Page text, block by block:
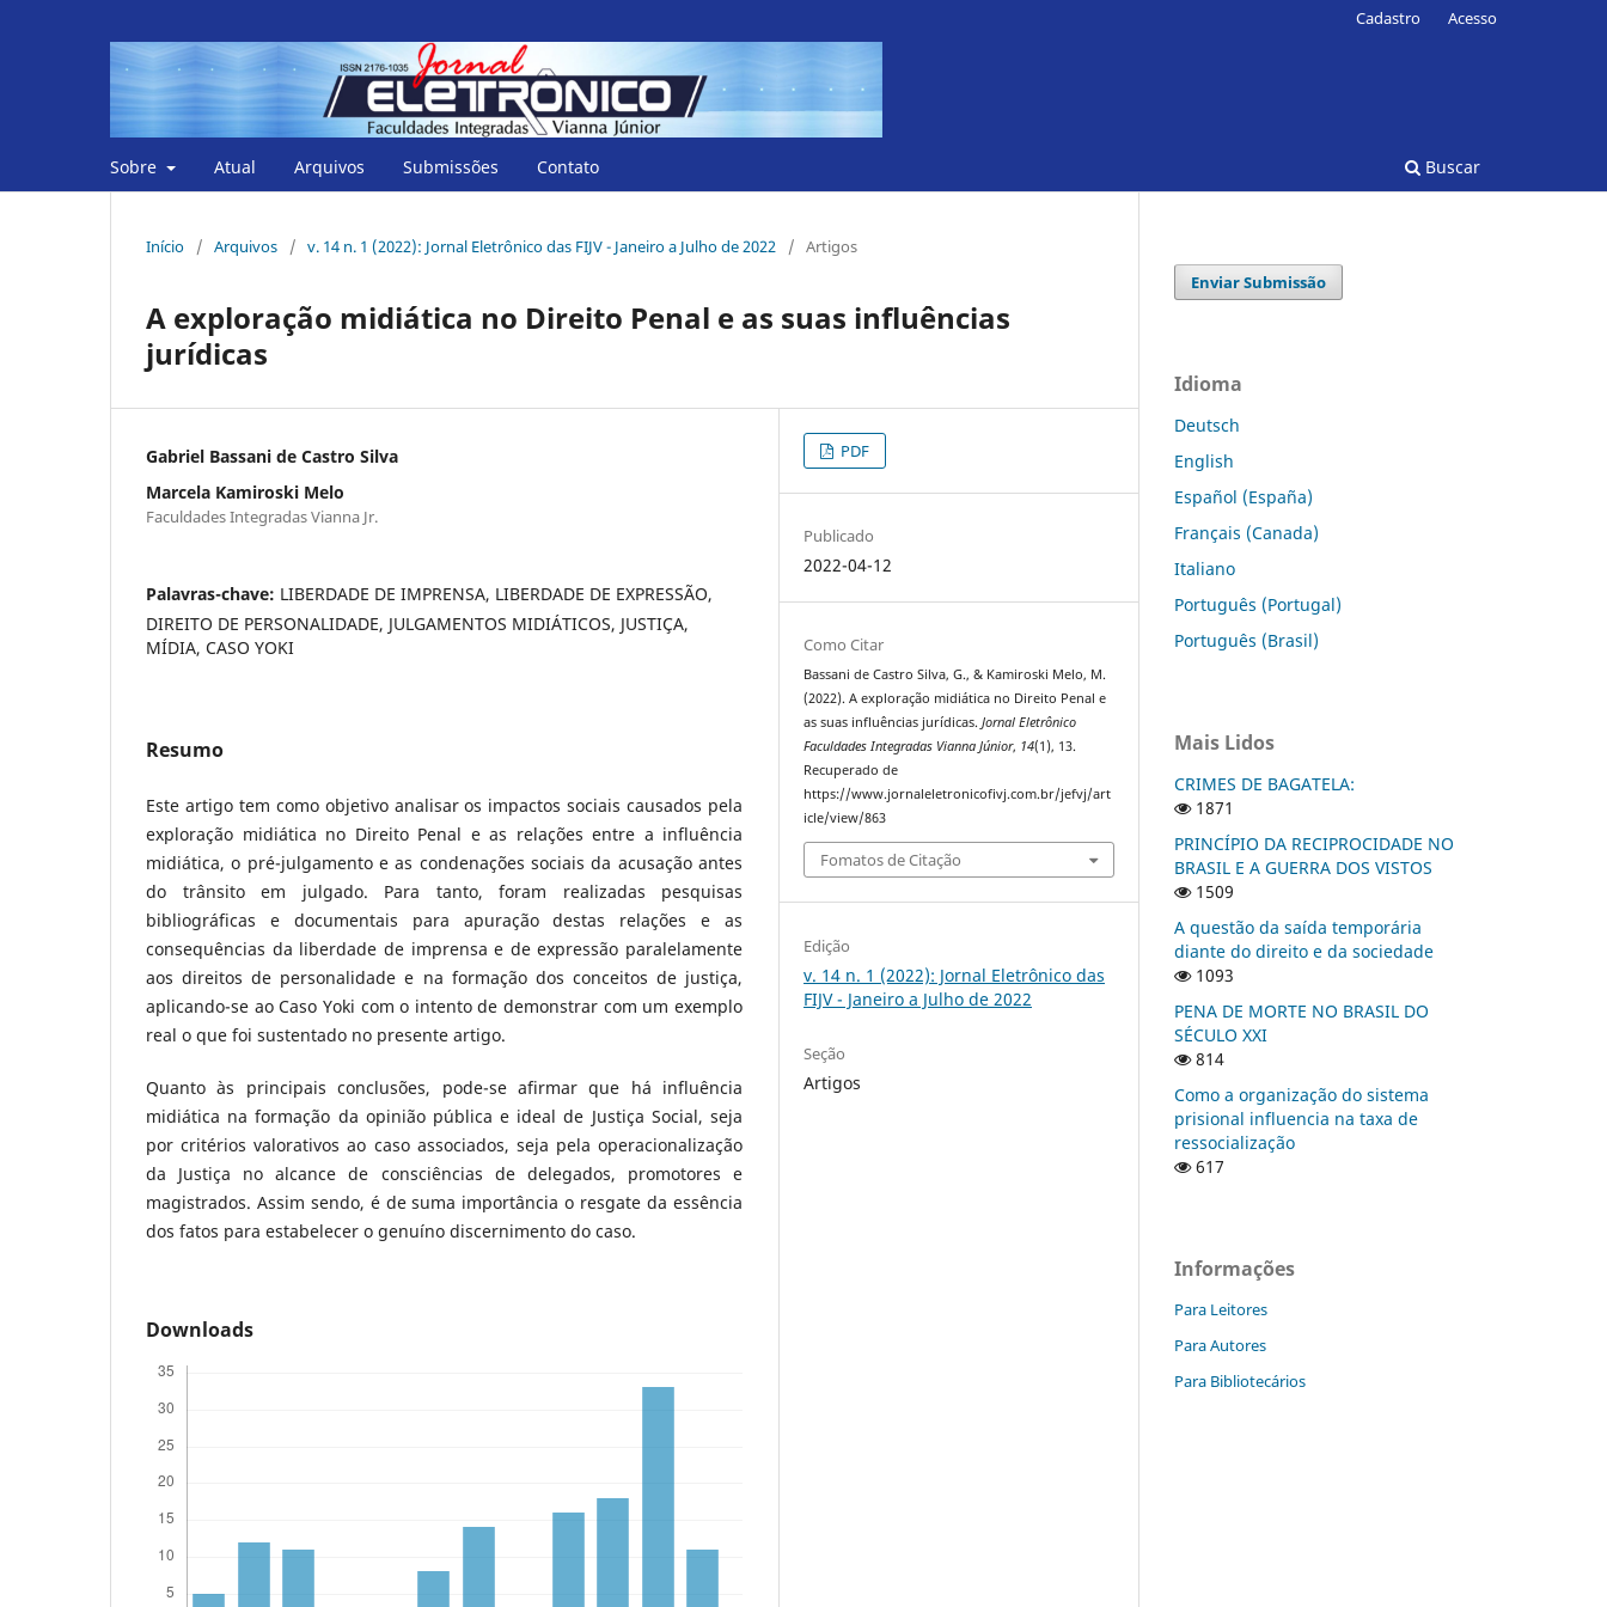
Sobre Atual Arquivos Submissões Contato Buscar
Cadastro Acesso
Início / Arquivos / v. 14 n. 1 (2022): Jornal Eletrônico das FIJV - Janeiro a Julho de 2022 / Artigos
A exploração midiática no Direito Penal e as suas influências
jurídicas
Gabriel Bassani de Castro Silva
Marcela Kamiroski Melo
Faculdades Integradas Vianna Jr.
Palavras-chave: LIBERDADE DE IMPRENSA, LIBERDADE DE EXPRESSÃO,
DIREITO DE PERSONALIDADE, JULGAMENTOS MIDIÁTICOS, JUSTIÇA,
MÍDIA, CASO YOKI
Resumo
Este artigo tem como objetivo analisar os impactos sociais causados pela
exploração midiática no Direito Penal e as relações entre a influência
midiática, o pré-julgamento e as condenações sociais da acusação antes
do trânsito em julgado. Para tanto, foram realizadas pesquisas
bibliográficas e documentais para apuração destas relações e as
consequências da liberdade de imprensa e de expressão paralelamente
aos direitos de personalidade e na formação dos conceitos de justiça,
aplicando-se ao Caso Yoki com o intento de demonstrar com um exemplo
real o que foi sustentado no presente artigo.
Quanto às principais conclusões, pode-se afirmar que há influência
midiática na formação da opinião pública e ideal de Justiça Social, seja
por critérios valorativos ao caso associados, seja pela operacionalização
da Justiça no alcance de consciências de delegados, promotores e
magistrados. Assim sendo, é de suma importância o resgate da essência
dos fatos para estabelecer o genuíno discernimento do caso.
Downloads
PDF
Publicado
2022-04-12
Como Citar
Bassani de Castro Silva, G., & Kamiroski Melo, M.
(2022). A exploração midiática no Direito Penal e
as suas influências jurídicas.Jornal Eletrônico
Faculdades Integradas Vianna Júnior, 14(1), 13.
Recuperado de
https://www.jornaleletronicofivj.com.br/jefvj/art
icle/view/863
Fomatos de Citação
Edição
v. 14 n. 1 (2022): Jornal Eletrônico das
FIJV - Janeiro a Julho de 2022
Seção
Artigos
Enviar Submissão
Idioma
Deutsch
English
Español (España)
Français (Canada)
Italiano
Português (Portugal)
Português (Brasil)
Mais Lidos
CRIMES DE BAGATELA:
1871
PRINCÍPIO DA RECIPROCIDADE NO
BRASIL E A GUERRA DOS VISTOS
1509
A questão da saída temporária
diante do direito e da sociedade
1093
PENA DE MORTE NO BRASIL DO
SÉCULO XXI
814
Como a organização do sistema
prisional influencia na taxa de
ressocialização
617
Informações
Para Leitores
Para Autores
Para Bibliotecários